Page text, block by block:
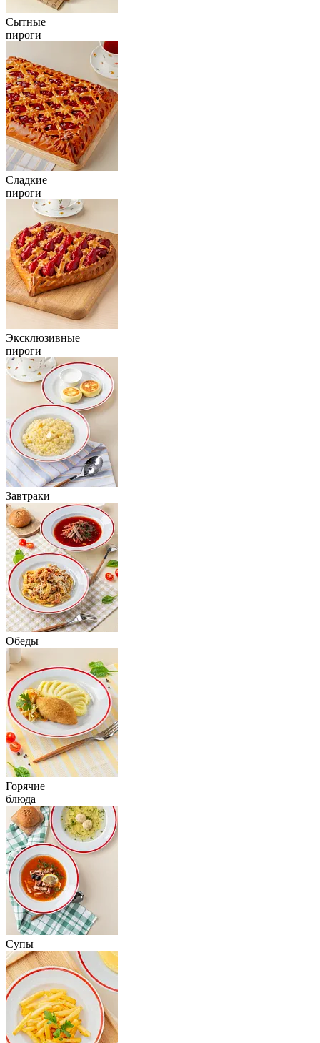
Сытные
пироги
Сладкие
пироги
Эксклюзивные
пироги
Завтраки
Обеды
Горячие
блюда
Супы